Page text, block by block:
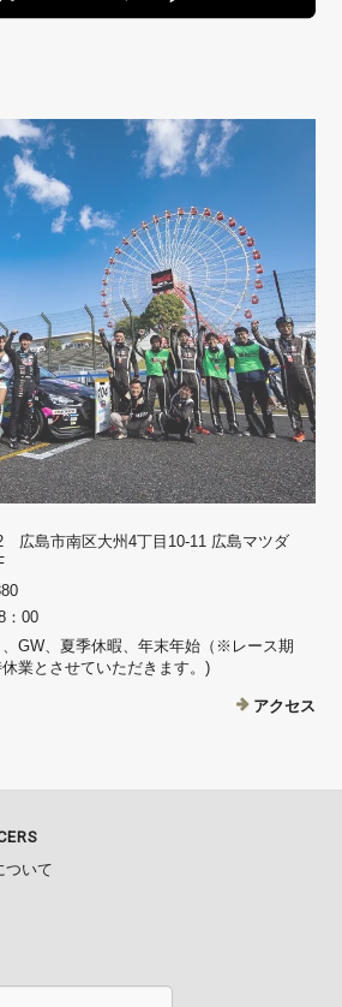
広島市南区大州4丁目10-11 広島マツダ
：00
GW、夏季休暇、年末年始（※レース期
業とさせていただきます。)
アクセス
ついて